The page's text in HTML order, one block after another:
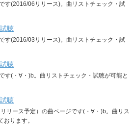
す(2016/06リリース)。曲リストチェック・試
聴
す(2016/03リリース)。曲リストチェック・試
聴
す(・∀・)b。曲リストチェック・試聴が可能と
聴
リース予定）の曲ページです(・∀・)b。曲リス
おります。